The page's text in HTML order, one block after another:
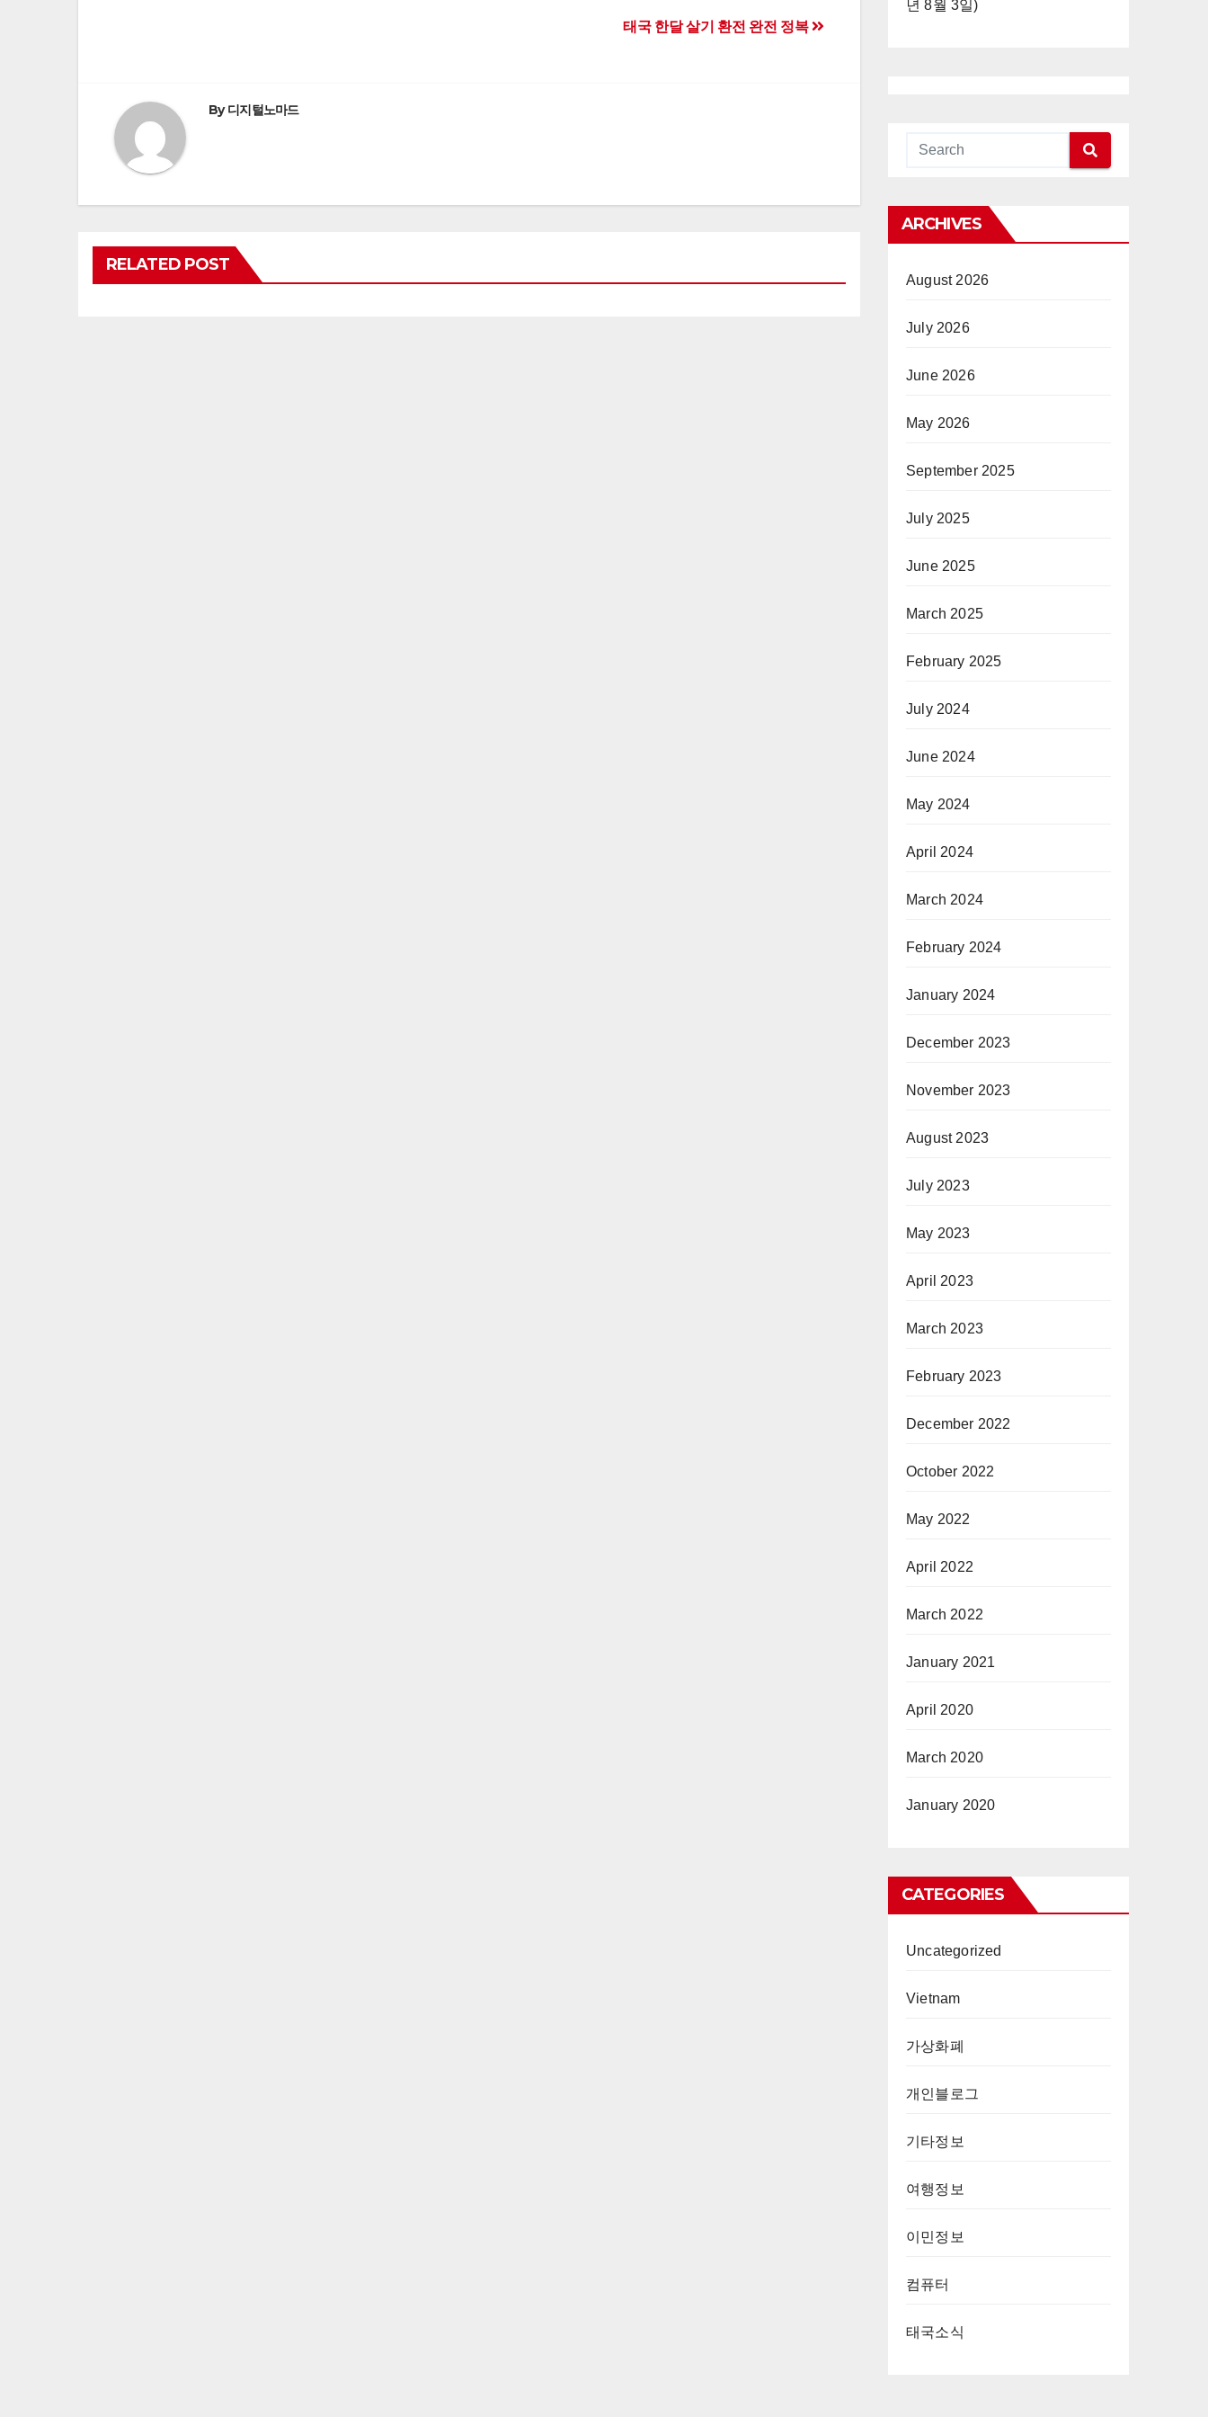
태국 한달 살기 환전 완전 정복
By디지털노마드
RELATED POST
년 8월 3일)
ARCHIVES
August 2026
July 2026
June 2026
May 2026
September 2025
July 2025
June 2025
March 2025
February 2025
July 2024
June 2024
May 2024
April 2024
March 2024
February 2024
January 2024
December 2023
November 2023
August 2023
July 2023
May 2023
April 2023
March 2023
February 2023
December 2022
October 2022
May 2022
April 2022
March 2022
January 2021
April 2020
March 2020
January 2020
CATEGORIES
Uncategorized
Vietnam
가상화폐
개인블로그
기타정보
여행정보
이민정보
컴퓨터
태국소식